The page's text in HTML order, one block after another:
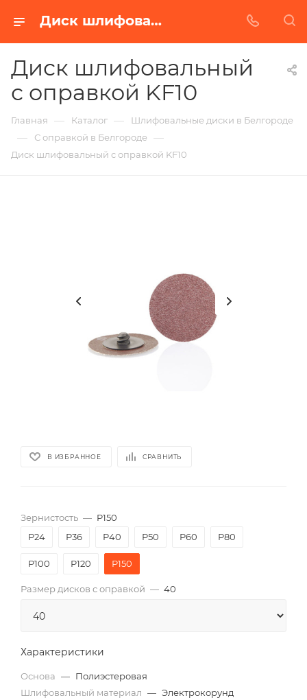
Диск шлифовальный с оправкой KF10 в Белгороде | Купить по недорогой цене от Абразивного Завода
Диск шлифовальный
с оправкой KF10
Главная — Каталог — Шлифовальные диски в Белгороде
— С оправкой в Белгороде —
Диск шлифовальный с оправкой KF10
В ИЗБРАННОЕ СРАВНИТЬ
Зернистость — P150
P24
P36 P40 P50 P60 P80
P100 P120 P150
Размер дисков с оправкой — 40
Характеристики
Основа — Полиэстеровая
Шлифовальный материал — Электрокорунд